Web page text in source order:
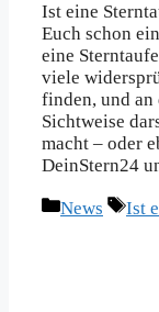
Ist eine
Euch schon
eine
viele
finden, und an
Sichtweise
macht – oder
DeinStern24
Kategorien
News Ist